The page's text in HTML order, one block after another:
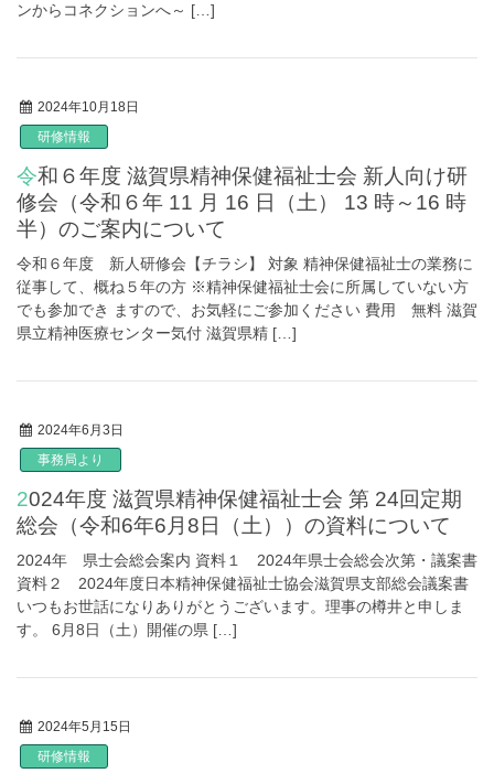
ンからコネクションへ～ […]
2024年10月18日
研修情報
令和６年度 滋賀県精神保健福祉士会 新人向け研
修会（令和６年 11 月 16 日（土） 13 時～16 時
半）のご案内について
令和６年度 新人研修会【チラシ】 対象 精神保健福祉士の業務に
従事して、概ね５年の方 ※精神保健福祉士会に所属していない方
でも参加でき ますので、お気軽にご参加ください 費用 無料 滋賀
県立精神医療センター気付 滋賀県精 […]
2024年6月3日
事務局より
2024年度 滋賀県精神保健福祉士会 第 24回定期
総会（令和6年6月8日（土））の資料について
2024年 県士会総会案内 資料１ 2024年県士会総会次第・議案書
資料２ 2024年度日本精神保健福祉士協会滋賀県支部総会議案書
いつもお世話になりありがとうございます。理事の樽井と申しま
す。 6月8日（土）開催の県 […]
2024年5月15日
研修情報